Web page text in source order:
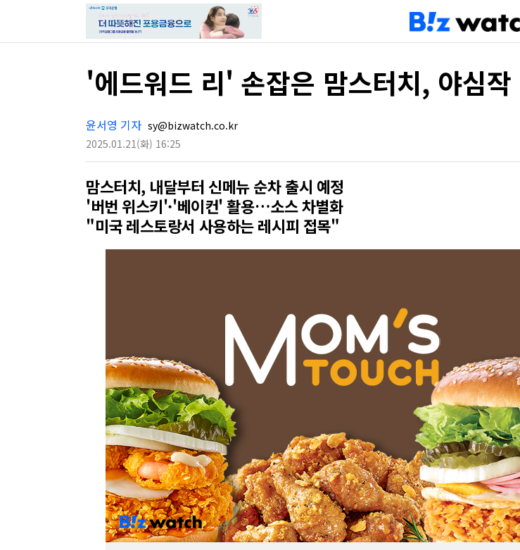
'에드워드 리' 손잡은 맘스터치, 야심
윤서영 기자 sy@bizwatch.co.kr
2025.01.21(화) 16:25
맘스터치, 내달부터 신메뉴 순차 출시 예정
'버번 위스키'·'베이컨' 활용…소스 차별화
"미국 레스토랑서 사용하는 레시피 접목"